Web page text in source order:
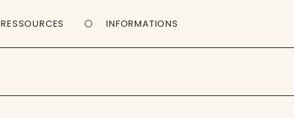
RESSOURCES INFORMATIONS